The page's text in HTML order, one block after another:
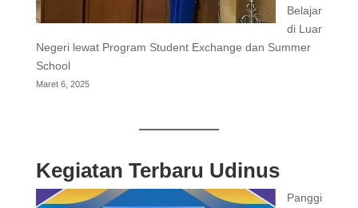
Belajar
di Luar
Negeri lewat Program Student Exchange dan Summer
School
Maret 6, 2025
Kegiatan Terbaru Udinus
Panggi